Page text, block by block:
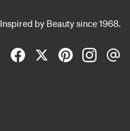
Inspired by Beauty since 1968.